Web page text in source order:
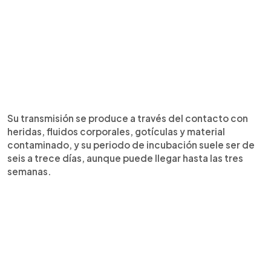
Su transmisión se produce a través del contacto con
heridas, fluidos corporales, gotículas y material
contaminado, y su periodo de incubación suele ser de
seis a trece días, aunque puede llegar hasta las tres
semanas.